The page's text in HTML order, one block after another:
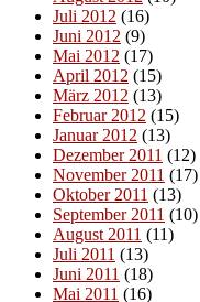
Juli 2012 (16)
Juni 2012 (9)
Mai 2012 (17)
April 2012 (15)
März 2012 (13)
Februar 2012 (15)
Januar 2012 (13)
Dezember 2011 (12)
November 2011 (17)
Oktober 2011 (13)
September 2011 (10)
August 2011 (11)
Juli 2011 (13)
Juni 2011 (18)
Mai 2011 (16)